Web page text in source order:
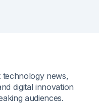
technology news,
digital innovation
audiences.